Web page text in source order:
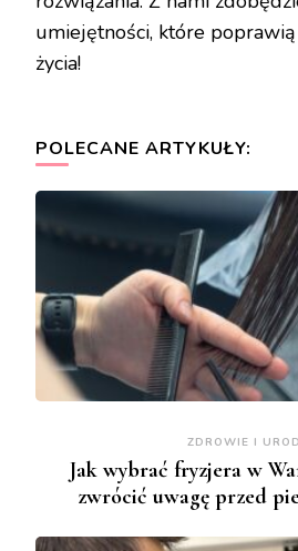
umiejętności, które
życia!
POLECANE ARTYKUŁY:
ZDROWIE I
Jak wybrać fryzjera w
zwrócić uwagę przed